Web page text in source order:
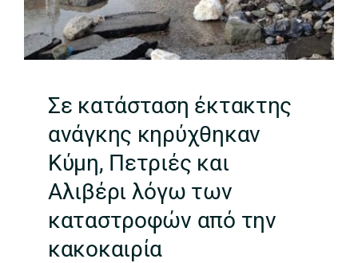
Σε κατάσταση έκτακτης
ανάγκης κηρύχθηκαν
Κύμη, Πετριές και
Αλιβέρι λόγω των
καταστροφών από την
κακοκαιρία